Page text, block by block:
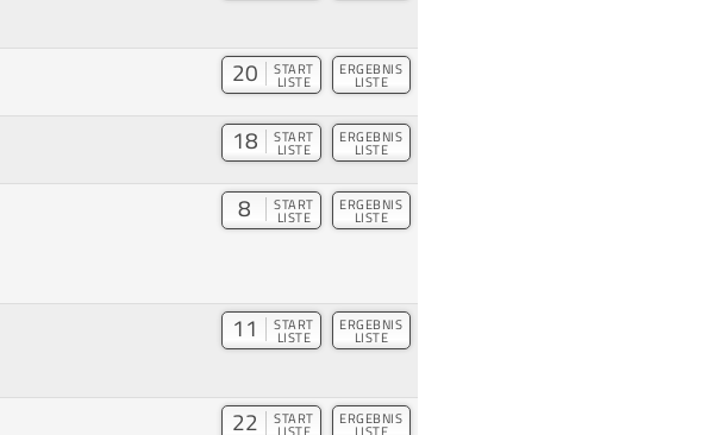
20 START
LISTE
ERGEBNIS
LISTE
18 START
LISTE
ERGEBNIS
LISTE
8 START
LISTE
ERGEBNIS
LISTE
11 START
LISTE
ERGEBNIS
LISTE
22 START
LISTE
ERGEBNIS
LISTE